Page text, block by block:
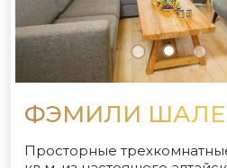
ФЭМИЛИ ШАЛЕ
Просторные